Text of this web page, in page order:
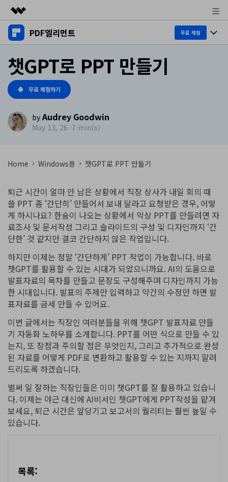
주요 제품
유틸리티
비즈니스
개요
솔루션
회사 소개
뉴스룸
플랜 및 가격
도움말 센터
PDF엘리먼트 무료 체험
제품 투어
데스크탑
Windows용
Mac용
iPhone/iPad용
클라우드
문서 클라우드
PDF 온라인 도구
PDF JPG 변환
PDF PPT 변환
PDF 병합
PDF 압축
PDF 회전
기타 온라인 도구
제품 기능
PDF 읽기
PDF 생성
PDF 병합
개인용
PDF 변환
PDF 편집
PDF 압축
PDF 구성
전문용
PDF 폼
PDF 서명
PDF 일괄 작업
PDF OCR
AI PDF
AI PDF 요약기
AI 문법 검사기
이미지와 채팅하기
AI PDF 재작성
AI PDF 설명
문서와 채팅하기
AI 이미지 생성기
리소스
최신 버전 업그레이드
새로운 기능
PDFelement 자료실
고객 지원
도움말 센터
구독 취소
유튜브
네이버 블로그
무료 다운로드
로그인
검색
챗GPT로 PPT 만들기
무료 체험하기
byAudrey Goodwin
May 13, 26 ·7 min(s)
Home Windows용 챗GPT로 PPT 만들기
퇴근 시간이 얼마 안 남은 상황에서 직장 상사가 내일 회의 때
쓸 PPT 좀 ‘간단히’ 만들어서 보내 달라고 요청받은 경우, 어떻
게 하시나요? 한숨이 나오는 상황에서 막상 PPT를 만들려면 자
료조사 및 문서작성 그리고 슬라이드의 구성 및 디자인까지 ‘간
단한’ 것 같지만 결코 간단하지 않은 작업입니다.
하지만 이제는 정말 ‘간단하게’ PPT 작업이 가능합니다. 바로
챗GPT를 활용할 수 있는 시대가 되었으니까요. AI의 도움으로
발표자료의 목차를 만들고 문장도 구성해주며 디자인까지 가능
한 시대입니다. 발표의 주제만 입력하고 약간의 수정만 하면 발
표자료를 금세 만들 수 있어요.
이번 글에서는 직장인 여러분들을 위해 챗GPT 발표자료 만들
기 자동화 노하우를 소개합니다. PPT를 어떤 식으로 만들 수 있
는지, 또 장점과 주의할 점은 무엇인지, 그리고 추가적으로 완성
된 자료를 어떻게 PDF로 변환하고 활용할 수 있는 지까지 알려
드리도록 하겠습니다.
벌써 일 잘하는 직장인들은 이미 챗GPT를 잘 활용하고 있습니
다. 이제는 야근 대신에 AI비서인 챗GPT에게 PPT작성을 맡겨
보세요, 퇴근 시간은 앞당기고 보고서의 퀄리티는 훨씬 높일 수
있습니다.
목록: